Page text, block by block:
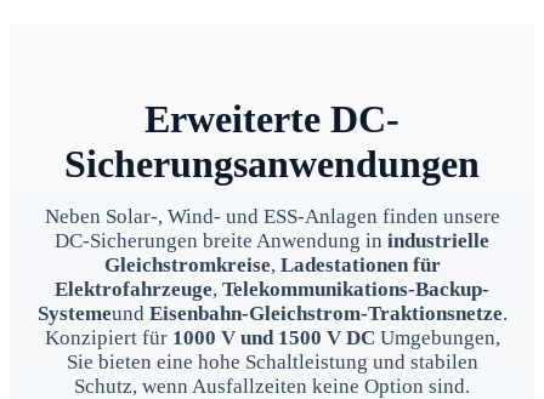
Erweiterte DC-
Sicherungsanwendungen
Neben Solar-, Wind- und ESS-Anlagen finden unsere
DC-Sicherungen breite Anwendung in industrielle
Gleichstromkreise, Ladestationen für
Elektrofahrzeuge, Telekommunikations-Backup-
Systemeund Eisenbahn-Gleichstrom-Traktionsnetze.
Konzipiert für 1000 V und 1500 V DC Umgebungen,
Sie bieten eine hohe Schaltleistung und stabilen
Schutz, wenn Ausfallzeiten keine Option sind.